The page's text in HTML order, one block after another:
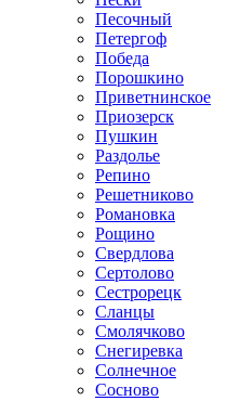
Песочный
Петергоф
Победа
Порошкино
Приветнинское
Приозерск
Пушкин
Раздолье
Репино
Решетниково
Романовка
Рощино
Свердлова
Сертолово
Сестрорецк
Сланцы
Смолячково
Снегиревка
Солнечное
Сосново